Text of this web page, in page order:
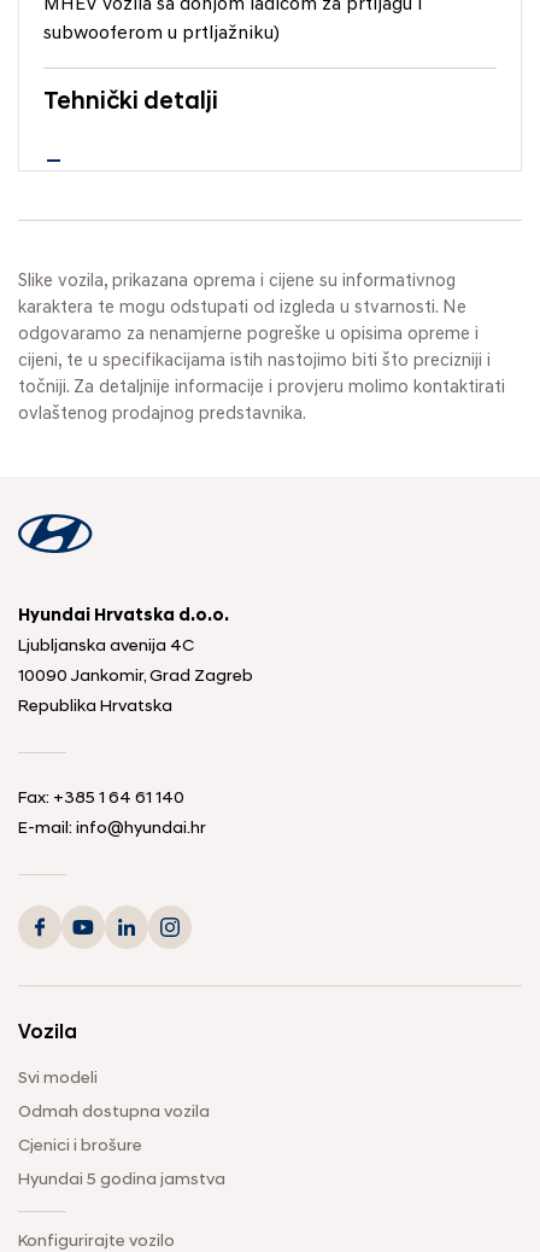
MHEV vozila sa donjom ladicom za prtljagu i
subwooferom u prtljažniku)
Tehnički detalji
Slike vozila, prikazana oprema i cijene su informativnog
karaktera te mogu odstupati od izgleda u stvarnosti. Ne
odgovaramo za nenamjerne pogreške u opisima opreme i
cijeni, te u specifikacijama istih nastojimo biti što precizniji i
točniji. Za detaljnije informacije i provjeru molimo kontaktirati
ovlaštenog prodajnog predstavnika.
Hyundai Hrvatska d.o.o.
Ljubljanska avenija 4C
10090 Jankomir, Grad Zagreb
Republika Hrvatska
Fax: +385 1 64 61 140
E-mail: info@hyundai.hr
Vozila
Svi modeli
Odmah dostupna vozila
Cjenici i brošure
Hyundai 5 godina jamstva
Konfigurirajte vozilo